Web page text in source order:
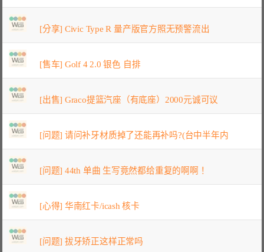
[分享] Civic Type R 量产版官方照无预警流出
[售车] Golf 4 2.0 银色 自排
[出售] Graco提篮汽座（有底座）2000元诚可议
[问题] 请问补牙材质掉了还能再补吗?(台中半年内
[问题] 44th 单曲 生写竟然都给重复的啊啊！
[心得] 华南红卡/icash 核卡
[问题] 拔牙矫正这样正常吗